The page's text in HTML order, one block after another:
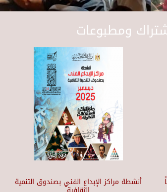
ومطبوعات
أنشطة مراكز الإبداع الفني بصندوق التنمية عاماً